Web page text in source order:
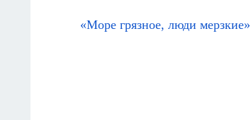
«Море грязное, люди